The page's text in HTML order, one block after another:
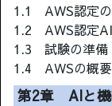
1.1 AWS認定
1.2 AWS認定AI
1.3 試験の準備
1.4 AWSの概要
第2章 AIと機